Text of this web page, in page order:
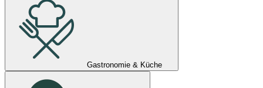
Gastronomie & Küche